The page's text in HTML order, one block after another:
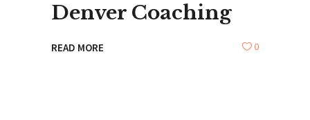
Denver Coaching
READ MORE 0